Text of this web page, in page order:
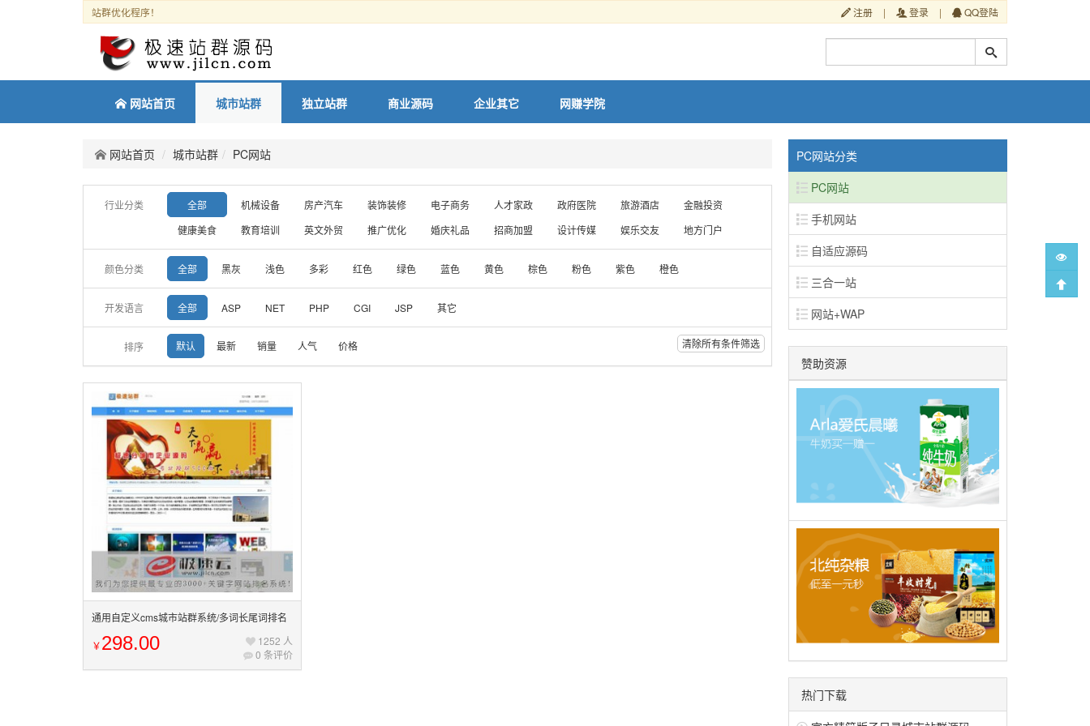
站群优化程序！ 注册 | 登录 | QQ登陆
网站首页 城市站群 独立站群 商业源码 企业其它 网赚学院
网站首页 城市站群 PC网站
行业分类 全部 机械设备 房产汽车 装饰装修 电子商务 人才家政 政府医院 旅游酒店
金融投资
健康美食
教育培训 英文外贸 推广优化 婚庆礼品 招商加盟 设计传媒 娱乐交友 地方门户
颜色分类 全部 黑灰 浅色 多彩 红色 绿色 蓝色 黄色 棕色 粉色 紫色 橙色
开发语言 全部 ASP NET PHP CGI JSP 其它
排序 默认 最新 销量 人气 价格 清除所有条件筛选
通用自定义cms城市站群系统/多词长尾词排名
系统
￥298.00
1252 人
0 条评价
PC网站分类
PC网站
手机网站
自适应源码
三合一站
网站+WAP
赞助资源
热门下载